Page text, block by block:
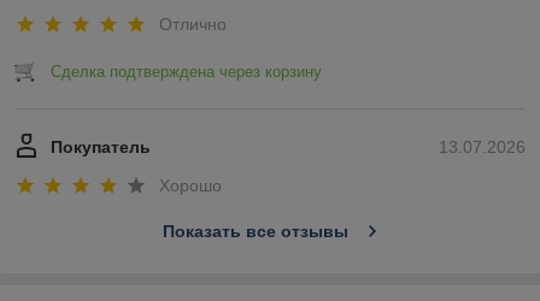
Отлично
Сделка подтверждена через корзину
13.07.2026
Покупатель
Хорошо
Показать все отзывы